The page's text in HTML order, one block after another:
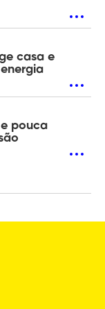
casa e
pouca